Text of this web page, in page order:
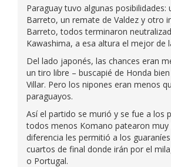
Paraguay tuvo algunas posibilidades:
Barreto, un remate de Valdez y otro
Barreto, todos terminaron
Kawashima, a esa altura el mejor de
Del lado japonés, las chances eran
un tiro libre – buscapié de Honda
Villar. Pero los nipones eran menos
paraguayos.
Así el partido se murió y se fue a los
todos menos Komano patearon muy
diferencia les permitió a los
cuartos de final donde irán por el
o Portugal.